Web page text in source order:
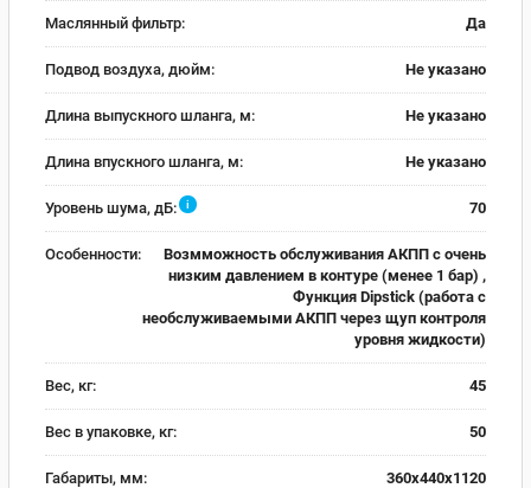
Маслянный фильтр: Да
Подвод воздуха, дюйм: Не указано
Длина выпускного шланга, м: Не указано
Длина впускного шланга, м: Не указано
Уровень шума, дБ: i 70
Особенности:
Возмможность обслуживания АКПП с очень
низким давлением в контуре (менее 1 бар) ,
Функция Dipstick (работа с
необслуживаемыми АКПП через щуп контроля
уровня жидкости)
Вес, кг: 45
Вес в упаковке, кг: 50
Габариты, мм: 360х440х1120